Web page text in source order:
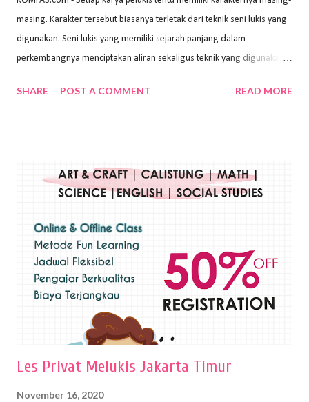
masing. Karakter tersebut biasanya terletak dari teknik seni lukis yang
digunakan. Seni lukis yang memiliki sejarah panjang dalam
perkembangnya menciptakan aliran sekaligus teknik yang digunakan.
Wayan Kun Adnyana, teknik yang berbeda tentunya akan
menggunakan bahan dasar cat air, cat akrilik, atau cat minyak dengan
sapuan warna cat yang tebal. Dengan memberikan sapuan warna
pelukis untuk menghasilkan lukisan yang mempesona dan tentunya
bernilai tinggi. Ciri teknik plakat Ciri-ciri teknik plakat, yaitu: Sapuan
warna yang kental dan tebal. Hasil lukisan menutupi seluruh bagian
medianya Mem...
SHARE POST A COMMENT READ MORE
Les Privat Melukis Jakarta Timur
November 16, 2020